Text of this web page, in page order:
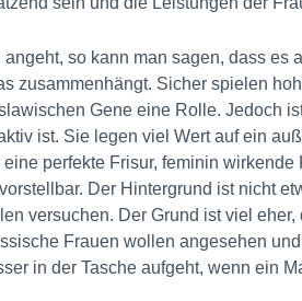
so kann man sagen, dass es
zusammenhängt. Sicher spielen
Gene eine Rolle. Jedoch
ist. Sie legen viel Wert auf ein
perfekte Frisur, feminin
Der Hintergrund ist nicht
versuchen. Der Grund ist viel
Frauen wollen angesehen
in der Tasche aufgeht, wenn ein